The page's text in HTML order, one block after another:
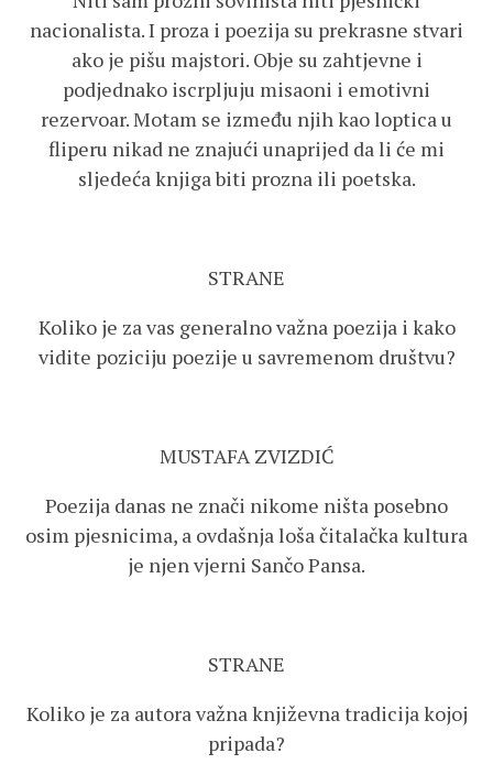
nacionalista. I proza i poezija su prekrasne stvari
ako je pišu majstori. Obje su zahtjevne i
podjednako iscrpljuju misaoni i emotivni
rezervoar. Motam se između njih kao loptica u
fliperu nikad ne znajući unaprijed da li će mi
sljedeća knjiga biti prozna ili poetska.
STRANE
Koliko je za vas generalno važna poezija i kako
vidite poziciju poezije u savremenom društvu?
MUSTAFA ZVIZDIĆ
Poezija danas ne znači nikome ništa posebno
osim pjesnicima, a ovdašnja loša čitalačka kultura
je njen vjerni Sančo Pansa.
STRANE
Koliko je za autora važna književna tradicija kojoj
pripada?